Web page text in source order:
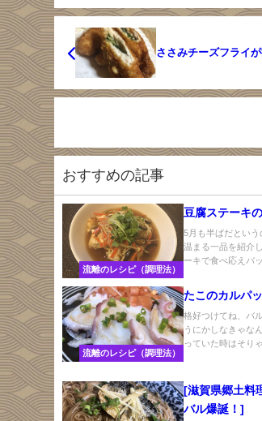
ささみチーズフライが
おすすめの記事
流離のレシピ（調理法）
豆腐ステーキ
5月も半ばだとい
温まる一品を紹介
ーキで食べ応えバ
流離のレシピ（調理法）
たこのカルパ
格好つけてね、バ
うにかしなきゃな
っていた時はそり
[滋賀県郷土
バル爆誕！]